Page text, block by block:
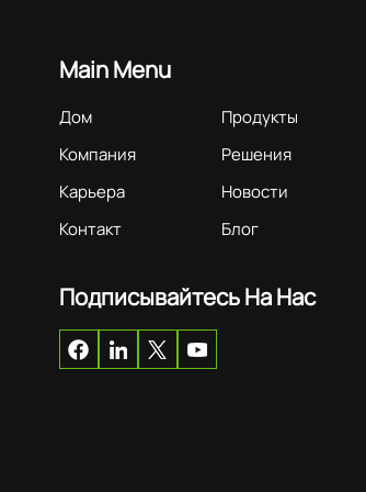
Main Menu
Дом
Продукты
Компания
Решения
Карьера
Новости
Контакт
Блог
Подписывайтесь На Нас